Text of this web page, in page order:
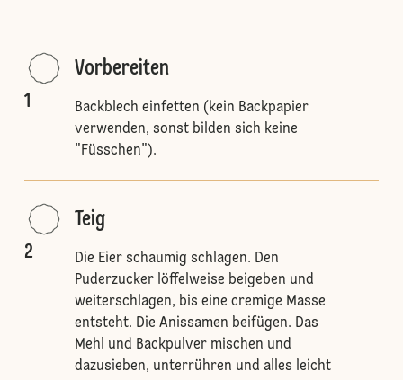
1
Vorbereiten
Backblech einfetten (kein Backpapier
verwenden, sonst bilden sich keine
"Füsschen").
2
Teig
Die Eier schaumig schlagen. Den
Puderzucker löffelweise beigeben und
weiterschlagen, bis eine cremige Masse
entsteht. Die Anissamen beifügen. Das
Mehl und Backpulver mischen und
dazusieben, unterrühren und alles leicht